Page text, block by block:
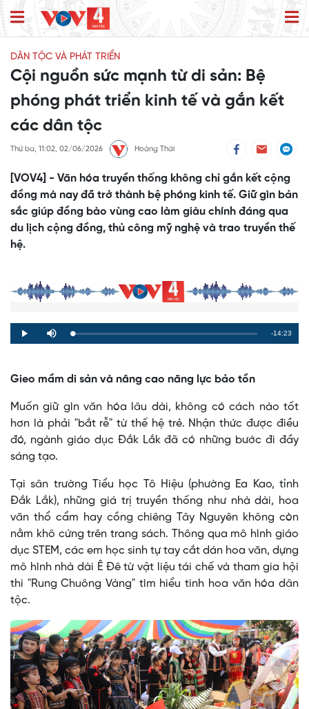
DÂN TỘC VÀ PHÁT TRIỂN
Cội nguồn sức mạnh từ di sản: Bệ
phóng phát triển kinh tế và gắn kết
các dân tộc
Thứ ba, 11:02, 02/06/2026 Hoàng Thái
[VOV4] - Văn hóa truyền thống không chỉ gắn kết cộng
đồng mà nay đã trở thành bệ phóng kinh tế. Giữ gìn bản
sắc giúp đồng bào vùng cao làm giàu chính đáng qua
du lịch cộng đồng, thủ công mỹ nghệ và trao truyền thế
hệ.
Play Mute Loaded:
0%
Progress:
0%
Remaining
-14:23
Gieo mầm di sản và nâng cao năng lực bảo tồn
Muốn giữ gìn văn hóa lâu dài, không có cách nào tốt
hơn là phải "bắt rễ" từ thế hệ trẻ. Nhận thức được điều
đó, ngành giáo dục Đắk Lắk đã có những bước đi đầy
sáng tạo.
Tại sân trường Tiểu học Tô Hiệu (phường Ea Kao, tỉnh
Đắk Lắk), những giá trị truyền thống như nhà dài, hoa
văn thổ cẩm hay cồng chiêng Tây Nguyên không còn
nằm khô cứng trên trang sách. Thông qua mô hình giáo
dục STEM, các em học sinh tự tay cắt dán hoa văn, dựng
mô hình nhà dài Ê Đê từ vật liệu tái chế và tham gia hội
thi "Rung Chuông Vàng" tìm hiểu tinh hoa văn hóa dân
tộc.